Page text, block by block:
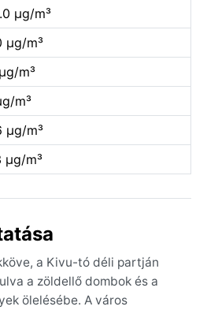
µg/m³
µg/m³
m³
m³
µg/m³
µg/m³
a Kivu-tó déli partján
a zöldellő dombok és a
ölelésébe. A város